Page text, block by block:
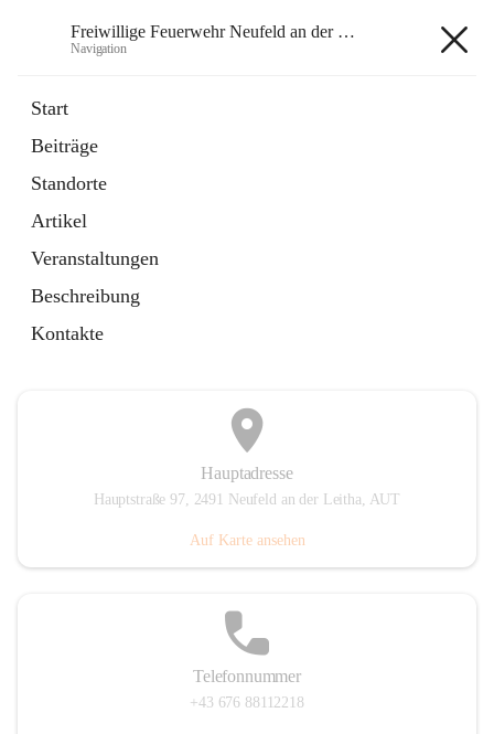
Freiwillige Feuerwehr Neufeld an der Leitha
Navigation
Start
Beiträge
Standorte
Artikel
Veranstaltungen
Beschreibung
Kontakte
Instagram
öffnet
in
neuem
Tab
Externe Webseite
in
Tab
Hauptadresse
Hauptstraße 97, 2491 Neufeld an der Leitha, AUT
Auf Karte ansehen
Telefonnummer
+43 676 88112218